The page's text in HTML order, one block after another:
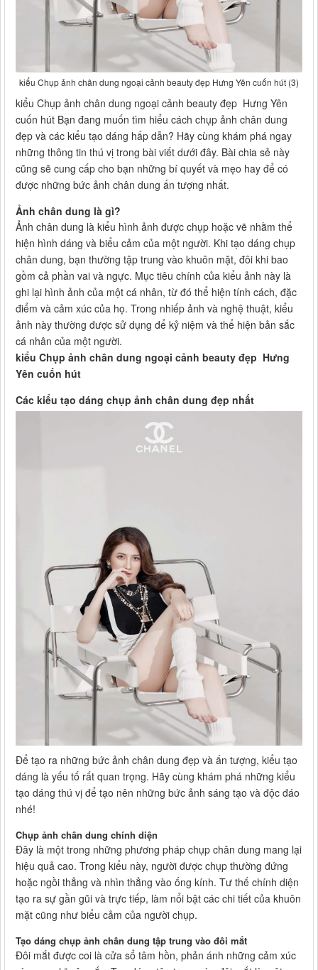
kiểu Chụp ảnh chân dung ngoại cảnh beauty đẹp Hưng Yên cuốn hút (3)
kiểu Chụp ảnh chân dung ngoại cảnh beauty đẹp Hưng Yên
cuốn hút Bạn đang muốn tìm hiểu cách chụp ảnh chân dung
đẹp và các kiểu tạo dáng hấp dẫn? Hãy cùng khám phá ngay
những thông tin thú vị trong bài viết dưới đây. Bài chia sẻ này
cũng sẽ cung cấp cho bạn những bí quyết và mẹo hay để có
được những bức ảnh chân dung ấn tượng nhất.
Ảnh chân dung là gì?
Ảnh chân dung là kiểu hình ảnh được chụp hoặc vẽ nhằm thể
hiện hình dáng và biểu cảm của một người. Khi tạo dáng chụp
chân dung, bạn thường tập trung vào khuôn mặt, đôi khi bao
gồm cả phần vai và ngực. Mục tiêu chính của kiểu ảnh này là
ghi lại hình ảnh của một cá nhân, từ đó thể hiện tính cách, đặc
điểm và cảm xúc của họ. Trong nhiếp ảnh và nghệ thuật, kiểu
ảnh này thường được sử dụng để kỷ niệm và thể hiện bản sắc
cá nhân của một người.
kiểu Chụp ảnh chân dung ngoại cảnh beauty đẹp Hưng
Yên cuốn hút
Các kiểu tạo dáng chụp ảnh chân dung đẹp nhất
Để tạo ra những bức ảnh chân dung đẹp và ấn tượng, kiểu tạo
dáng là yếu tố rất quan trọng. Hãy cùng khám phá những kiểu
tạo dáng thú vị để tạo nên những bức ảnh sáng tạo và độc đáo
nhé!
Chụp ảnh chân dung chính diện
Đây là một trong những phương pháp chụp chân dung mang lại
hiệu quả cao. Trong kiểu này, người được chụp thường đứng
hoặc ngồi thẳng và nhìn thẳng vào ống kính. Tư thế chính diện
tạo ra sự gần gũi và trực tiếp, làm nổi bật các chi tiết của khuôn
mặt cũng như biểu cảm của người chụp.
Tạo dáng chụp ảnh chân dung tập trung vào đôi mắt
Đôi mắt được coi là cửa sổ tâm hồn, phản ánh những cảm xúc